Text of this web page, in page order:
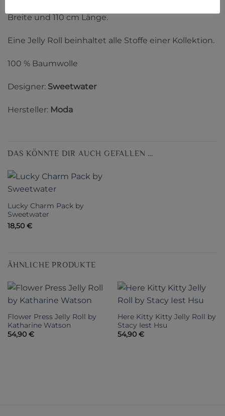
Breite und 110 cm Länge.
Eine Jelly Roll beinhaltet alle Stoffe einer Kollektion.
100 % Baumwolle
Designer: Sweetwater
Hersteller: Moda
DAS KÖNNTE DIR AUCH GEFALLEN …
Lucky Charm Pack by
Sweetwater
18,50 €
ÄHNLICHE PRODUKTE
Flower Press Jelly Roll by
Katharine Watson
54,90 €
Here Kitty Kitty Jelly Roll by
Stacy Iest Hsu
54,90 €